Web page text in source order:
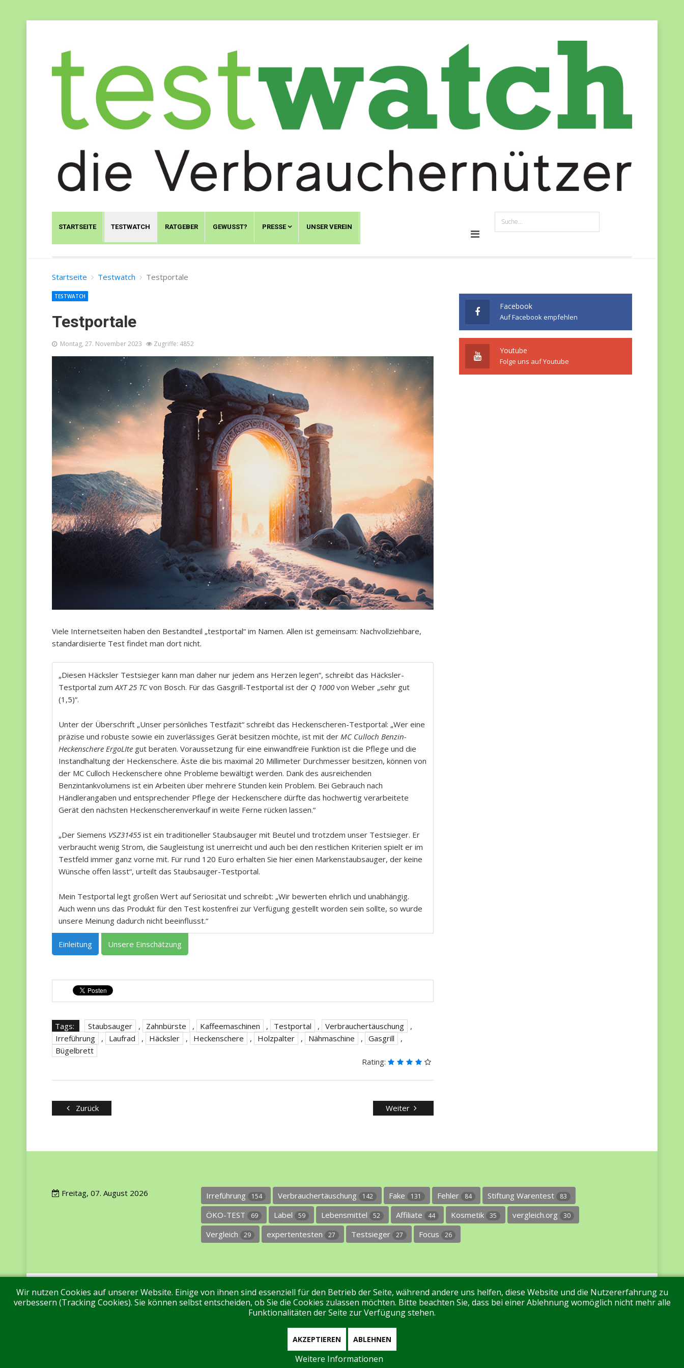
STARTSEITE TESTWATCH RATGEBER GEWUSST? PRESSE UNSER VEREIN
Startseite Testwatch Testportale
Testportale
TESTWATCH
Montag, 27. November 2023 Zugriffe: 4852
Viele Internetseiten haben den Bestandteil „testportal“ im Namen. Allen ist gemeinsam: Nachvollziehbare,
standardisierte Test findet man dort nicht.
„Diesen Häcksler Testsieger kann man daher nur jedem ans Herzen legen“, schreibt das Häcksler-
Testportal zumAXT 25 TCvon Bosch. Für das Gasgrill-Testportal ist der Q 1000 von Weber „sehr gut
(1,5)“.
Unter der Überschrift „Unser persönliches Testfazit“ schreibt das Heckenscheren-Testportal: „Wer eine
präzise und robuste sowie ein zuverlässiges Gerät besitzen möchte, ist mit der MC Culloch Benzin-
Heckenschere ErgoLIte gut beraten. Voraussetzung für eine einwandfreie Funktion ist die Pflege und die
Instandhaltung der Heckenschere. Äste die bis maximal 20 Millimeter Durchmesser besitzen, können von
der MC Culloch Heckenschere ohne Probleme bewältigt werden. Dank des ausreichenden
Benzintankvolumens ist ein Arbeiten über mehrere Stunden kein Problem. Bei Gebrauch nach
Händlerangaben und entsprechender Pflege der Heckenschere dürfte das hochwertig verarbeitete
Gerät den nächsten Heckenscherenverkauf in weite Ferne rücken lassen.“
„Der Siemens VSZ31455 ist ein traditioneller Staubsauger mit Beutel und trotzdem unser Testsieger. Er
verbraucht wenig Strom, die Saugleistung ist unerreicht und auch bei den restlichen Kriterien spielt er im
Testfeld immer ganz vorne mit. Für rund 120 Euro erhalten Sie hier einen Markenstaubsauger, der keine
Wünsche offen lässt“, urteilt das Staubsauger-Testportal.
Mein Testportal legt großen Wert auf Seriosität und schreibt: „Wir bewerten ehrlich und unabhängig.
Auch wenn uns das Produkt für den Test kostenfrei zur Verfügung gestellt worden sein sollte, so wurde
unsere Meinung dadurch nicht beeinflusst.“
Einleitung Unsere Einschätzung
Tags: Staubsauger , Zahnbürste , Kaffeemaschinen , Testportal , Verbrauchertäuschung
,
Irreführung
, Laufrad , Häcksler , Heckenschere , Holzpalter , Nähmaschine , Gasgrill
,
Bügelbrett
Rating:
Zurück Weiter
Facebook
Auf Facebook empfehlen
Youtube
Folge uns auf Youtube
Freitag, 07. August 2026 Irreführung 154 Verbrauchertäuschung 142 Fake 131 Fehler 84 Stiftung Warentest 83
ÖKO-TEST 69 Label 59 Lebensmittel 52 Affiliate 44 Kosmetik 35 vergleich.org 30
Vergleich 29 expertentesten 27 Testsieger 27 Focus 26
Impressum Datenschutz Über uns Kontakt Tags Unterstützen Sie uns! Login
Wir nutzen Cookies auf unserer Website. Einige von ihnen sind essenziell für den Betrieb der Seite, während andere uns helfen, diese Website und die Nutzererfahrung zu
verbessern (Tracking Cookies). Sie können selbst entscheiden, ob Sie die Cookies zulassen möchten. Bitte beachten Sie, dass bei einer Ablehnung womöglich nicht mehr alle
Funktionalitäten der Seite zur Verfügung stehen.
AKZEPTIEREN ABLEHNEN
Weitere Informationen